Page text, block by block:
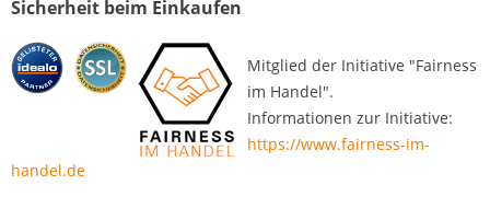
Sicherheit beim Einkaufen
Mitglied der Initiative "Fairness
im Handel".
Informationen zur Initiative:
https://www.fairness-im-
handel.de